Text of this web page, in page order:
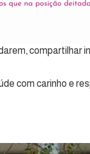
compartilhar
com carinho e